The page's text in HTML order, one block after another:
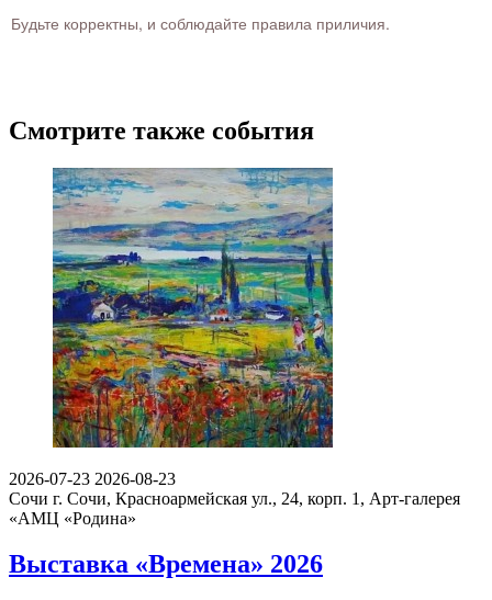
Будьте корректны, и соблюдайте правила приличия.
Смотрите также события
2026-07-23 2026-08-23
Сочи г. Сочи, Красноармейская ул., 24, корп. 1, Арт-галерея
«АМЦ «Родина»
Выставка «Времена» 2026